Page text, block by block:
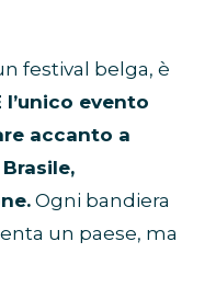
festival belga, è
l’unico evento
accanto a
Ogni bandiera
un paese, ma